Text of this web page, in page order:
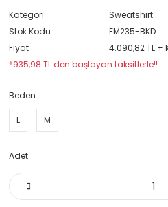
Kategori
Sweatshirt
Stok Kodu
EM235-BKD
Fiyat
4.090,82 TL +
*935,98 TL den başlayan taksitlerle!!
Beden
L M
Adet